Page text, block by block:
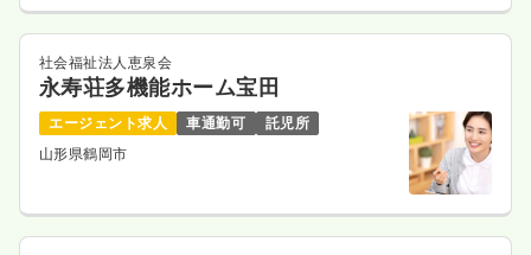
社会福祉法人恵泉会
永寿荘多機能ホーム宝田
エージェント求人 車通勤可
託児所
山形県鶴岡市